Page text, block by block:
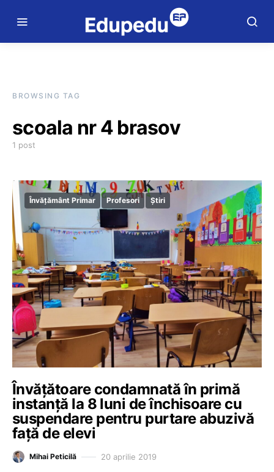
BROWSING TAG
scoala nr 4 brasov
1 post
Învățământ Primar Profesori Știri
Învățătoare condamnată în primă
instanță la 8 luni de închisoare cu
suspendare pentru purtare abuzivă
față de elevi
Mihai Peticilă 20 aprilie 2019